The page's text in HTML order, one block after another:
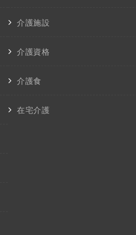
介護施設
介護資格
介護食
在宅介護